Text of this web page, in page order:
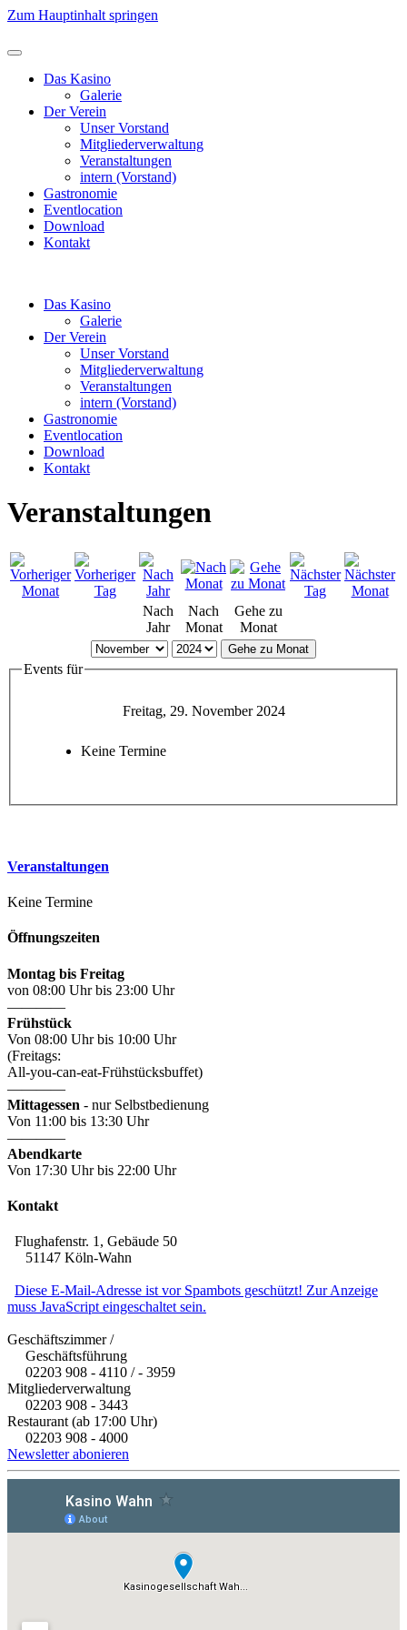
Zum Hauptinhalt springen
Das Kasino
Galerie
Der Verein
Unser Vorstand
Mitgliederverwaltung
Veranstaltungen
intern (Vorstand)
Gastronomie
Eventlocation
Download
Kontakt
Das Kasino
Galerie
Der Verein
Unser Vorstand
Mitgliederverwaltung
Veranstaltungen
intern (Vorstand)
Gastronomie
Eventlocation
Download
Kontakt
Veranstaltungen
Nach
Jahr
Nach
Monat
Gehe zu
Monat
Gehe zu Monat
Events für
Freitag, 29. November 2024
Keine Termine
Veranstaltungen
Keine Termine
Öffnungszeiten
Montag bis Freitag
von 08:00 Uhr bis 23:00 Uhr
————
Frühstück
Von 08:00 Uhr bis 10:00 Uhr
(Freitags:
All-you-can-eat-Frühstücksbuffet)
————
Mittagessen - nur Selbstbedienung
Von 11:00 bis 13:30 Uhr
————
Abendkarte
Von 17:30 Uhr bis 22:00 Uhr
Kontakt
Flughafenstr. 1, Gebäude 50
51147 Köln-Wahn
Diese E-Mail-Adresse ist vor Spambots geschützt! Zur Anzeige
muss JavaScript eingeschaltet sein.
Geschäftszimmer /
Geschäftsführung
02203 908 - 4110 / - 3959
Mitgliederverwaltung
02203 908 - 3443
Restaurant (ab 17:00 Uhr)
02203 908 - 4000
Newsletter abonieren